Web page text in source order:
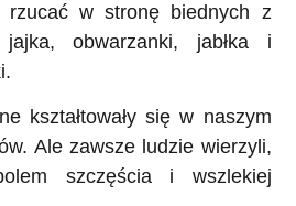
rzucać w stronę biednych z
obwarzanki, jabłka i
kształtowały się w naszym
Ale zawsze ludzie wierzyli,
szczęścia i wszlekiej